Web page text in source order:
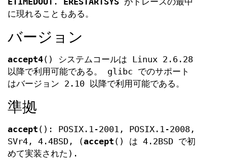
に現れることもある。
バージョン
accept4() システムコールは Linux 2.6.28
以降で利用可能である。 glibc でのサポート
はバージョン 2.10 以降で利用可能である。
準拠
accept (): POSIX.1-2001, POSIX.1-2008,
SVr4, 4.4BSD, (accept () は 4.2BSD で初
めて実装された).